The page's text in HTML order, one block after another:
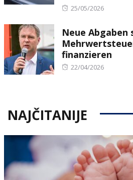
Posted
25/05/2026
Neue Abgaben
finanzieren
Posted
22/04/2026
NAJČITANIJE